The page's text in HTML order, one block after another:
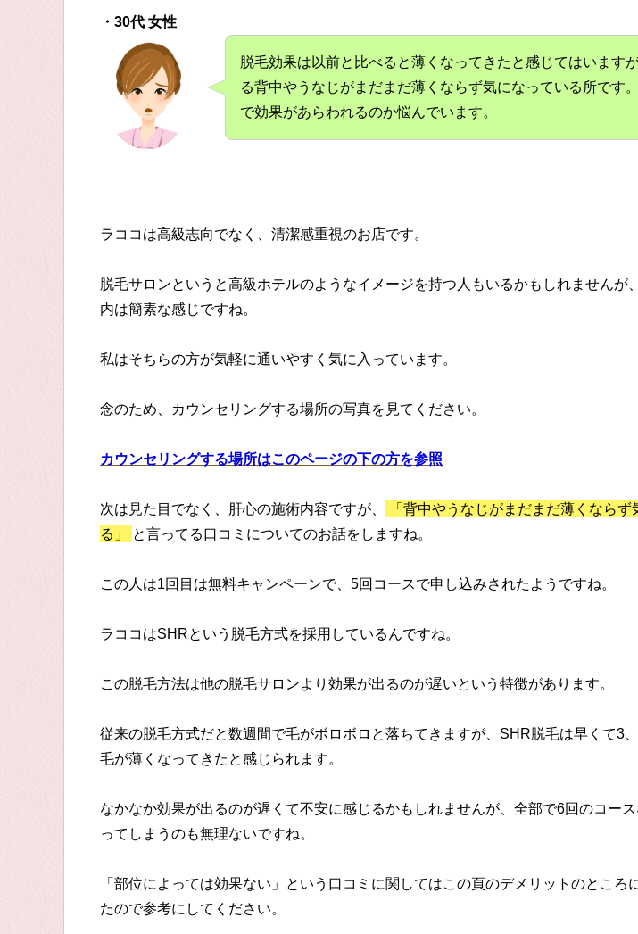
・30代 女性
脱毛効果は以前と比べると薄くなってきたと感じてはいます
る背中やうなじがまだまだ薄くならず気になっている所です
で効果があらわれるのか悩んでいます。
ラココは高級志向でなく、清潔感重視のお店です。
脱毛サロンというと高級ホテルのようなイメージを持つ人もいるかもしれませんが
内は簡素な感じですね。
私はそちらの方が気軽に通いやすく気に入っています。
念のため、カウンセリングする場所の写真を見てください。
カウンセリングする場所はこのページの下の方を参照
次は見た目でなく、肝心の施術内容ですが、
「背中やうなじがまだまだ薄くならず
る」
と言ってる口コミについてのお話をしますね。
この人は1回目は無料キャンペーンで、5回コースで申し込みされたようですね。
ラココはSHRという脱毛方式を採用しているんですね。
この脱毛方法は他の脱毛サロンより効果が出るのが遅いという特徴があります。
従来の脱毛方式だと数週間で毛がボロボロと落ちてきますが、SHR脱毛は早くて3、
毛が薄くなってきたと感じられます。
なかなか効果が出るのが遅くて不安に感じるかもしれませんが、全部で6回のコー
ってしまうのも無理ないですね。
「部位によっては効果ない」という口コミに関してはこの頁のデメリットのところ
たので参考にしてください。